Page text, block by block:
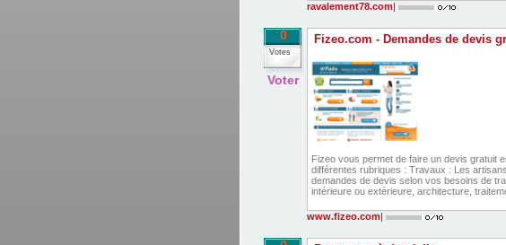
ravalement78.com
0
Votes
Voter
Fizeo.com - Demandes de devis
Fizeo vous permet de faire un devis gratuit
différentes rubriques : Travaux : Les
demandes de devis selon vos besoins de
intérieure ou extérieure, architecture,
www.fizeo.com